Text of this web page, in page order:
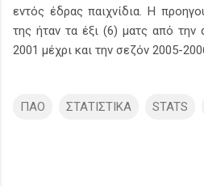
εντός έδρας παιχνίδια. Η
της ήταν τα έξι (6) ματς από την
2001 μέχρι και την σεζόν 2005-
ΠΑΟ ΣΤΑΤΙΣΤΙΚΑ STATS